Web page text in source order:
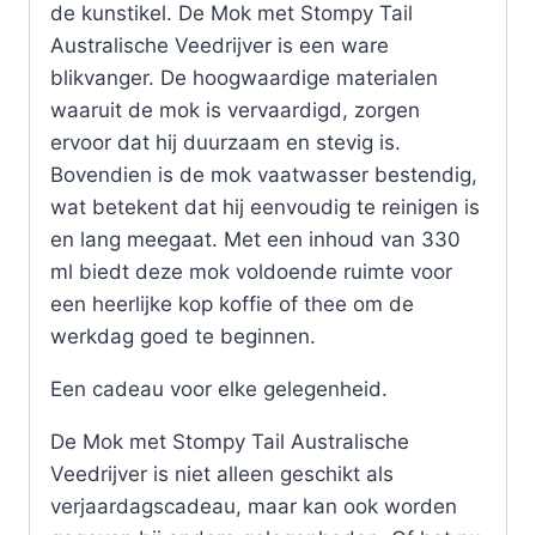
de kunstikel. De Mok met Stompy Tail
Australische Veedrijver is een ware
blikvanger. De hoogwaardige materialen
waaruit de mok is vervaardigd, zorgen
ervoor dat hij duurzaam en stevig is.
Bovendien is de mok vaatwasser bestendig,
wat betekent dat hij eenvoudig te reinigen is
en lang meegaat. Met een inhoud van 330
ml biedt deze mok voldoende ruimte voor
een heerlijke kop koffie of thee om de
werkdag goed te beginnen.
Een cadeau voor elke gelegenheid.
De Mok met Stompy Tail Australische
Veedrijver is niet alleen geschikt als
verjaardagscadeau, maar kan ook worden